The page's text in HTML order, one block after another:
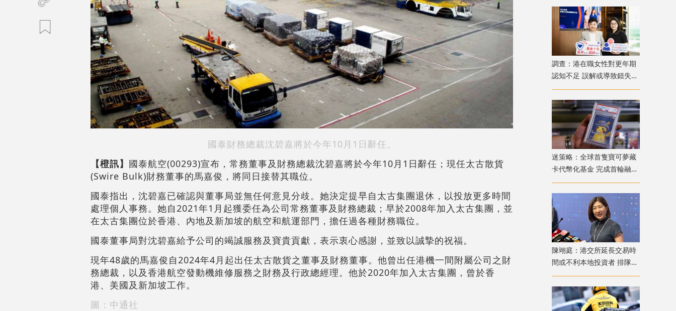
國泰財務總裁沈碧嘉將於今年10月1日辭任。
【橙訊】 國泰航空(00293)宣布，常務董事及財務總裁沈碧嘉將於今年10月1日辭任；現任太古散貨
(Swire Bulk)財務董事的馬嘉俊，將同日接替其職位。
國泰指出，沈碧嘉已確認與董事局並無任何意見分歧。她決定提早自太古集團退休，以投放更多時間
處理個人事務。她自2021年1月起獲委任為公司常務董事及財務總裁；早於2008年加入太古集團，並
在太古集團位於香港、內地及新加坡的航空和航運部門，擔任過各種財務職位。
國泰董事局對沈碧嘉給予公司的竭誠服務及寶貴貢獻，表示衷心感謝，並致以誠摯的祝福。
現年48歲的馬嘉俊自2024年4月起出任太古散貨之董事及財務董事。他曾出任港機一間附屬公司之財
務總裁，以及香港航空發動機維修服務之財務及行政總經理。他於2020年加入太古集團，曾於香
港、美國及新加坡工作。
圖：中通社
調查：港在職女性對更年期
認知不足 誤解或導致錯失
「黃金預防期」
迷策略：全球首隻寶可夢藏
卡代幣化基金 完成首輪融資
兼獲超購
陳翊庭：港交所延長交易時
間或不利本地投資者 排隊上
市公司數量創新高